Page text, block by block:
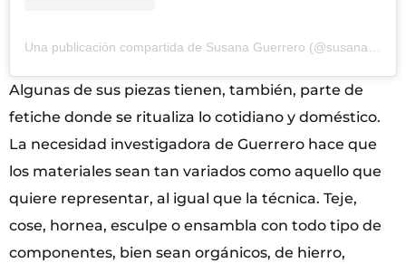
Algunas de sus piezas tienen, también, parte de
fetiche donde se ritualiza lo cotidiano y doméstico.
La necesidad investigadora de Guerrero hace que
los materiales sean tan variados como aquello que
quiere representar, al igual que la técnica. Teje,
cose, hornea, esculpe o ensambla con todo tipo de
componentes, bien sean orgánicos, de hierro,